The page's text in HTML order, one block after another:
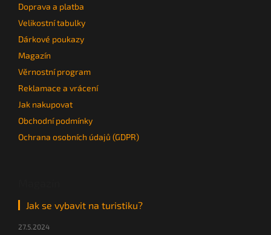
Doprava a platba
Velikostní tabulky
Dárkové poukazy
Magazín
Věrnostní program
Reklamace a vrácení
Jak nakupovat
Obchodní podmínky
Ochrana osobních údajů (GDPR)
Jak se vybavit na turistiku?
27.5.2024